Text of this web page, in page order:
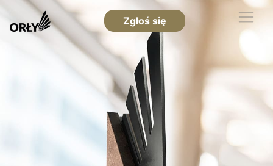
Zgłoś się